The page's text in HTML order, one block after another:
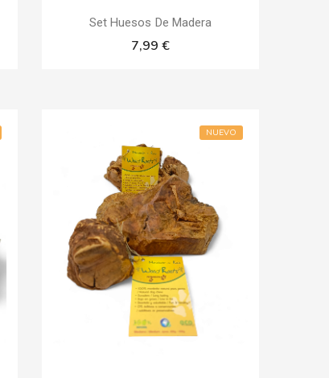
Set Huesos De Madera
7,99 €
NUEVO